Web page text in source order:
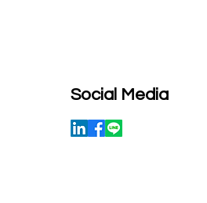
Social Media